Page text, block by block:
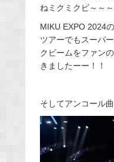
ねミクミクビ～～～
MIKU EXPO 2024
ツアーでもスーパ
クビームをファン
きましたーー！！
そしてアンコール